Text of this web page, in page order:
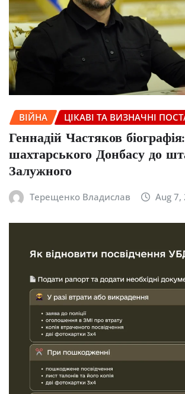
ВІЙНА ЦІКАВІ ТА ВИЗНАЧНІ
Геннадій Частяков
шахтарського Донбасу до
Залужного
Терещенко Владислав Aug 7,